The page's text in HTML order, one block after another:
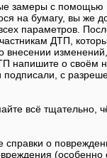
замеры с помощью
на бумагу, вы же
параметров.
ДТП,
внесении
напишите о своём
подписали, с
всё тщательно,
о